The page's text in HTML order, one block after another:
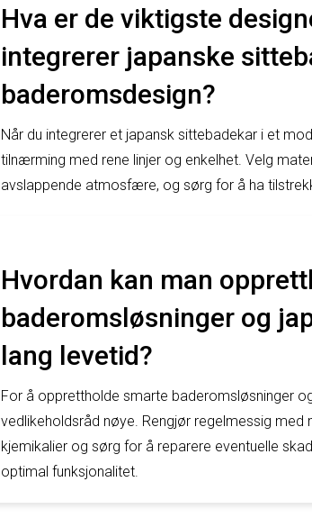
Hva er de viktigste
integrerer japanske
baderomsdesign?
Når du integrerer et japansk sittebadekar i et
tilnærming med rene linjer og enkelhet. Velg
avslappende atmosfære, og sørg for å ha
Hvordan kan man
baderomsløsninger og
lang levetid?
For å opprettholde smarte baderomsløsninger
vedlikeholdsråd nøye. Rengjør regelmessig med
kjemikalier og sørg for å reparere eventuelle
optimal funksjonalitet.